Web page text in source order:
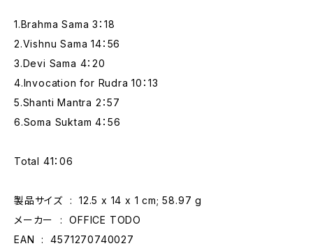
1.Brahma Sama 3：18
2.Vishnu Sama 14：56
3.Devi Sama 4：20
4.Invocation for Rudra 10：13
5.Shanti Mantra 2：57
6.Soma Suktam 4：56
Total 41：06
製品サイズ ‏ : ‎ 12.5 x 14 x 1 cm; 58.97 g
メーカー ‏ : ‎ OFFICE TODO
EAN ‏ : ‎ 4571270740027